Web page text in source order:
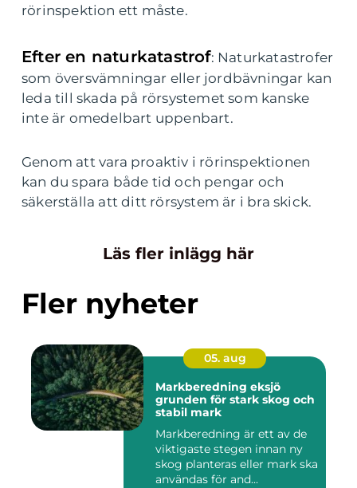
rörinspektion ett måste.
Efter en naturkatastrof: Naturkatastrofer
som översvämningar eller jordbävningar kan
leda till skada på rörsystemet som kanske
inte är omedelbart uppenbart.
Genom att vara proaktiv i rörinspektionen
kan du spara både tid och pengar och
säkerställa att ditt rörsystem är i bra skick.
Läs fler inlägg här
Fler nyheter
05. aug
Markberedning eksjö
grunden för stark skog och
stabil mark
Markberedning är ett av de
viktigaste stegen innan ny
skog planteras eller mark ska
användas för and...